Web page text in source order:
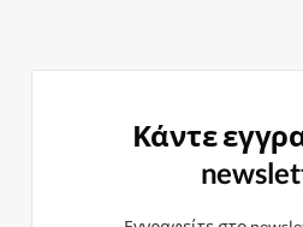
Κάντε